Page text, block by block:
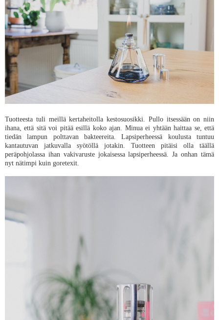
Tuotteesta tuli meillä kertaheitolla kestosuosikki. Pullo itsessään on niin
ihana, että sitä voi pitää esillä koko ajan. Minua ei yhtään haittaa se, että
tiedän lampun polttavan bakteereita. Lapsiperheessä koulusta tuntuu
kantautuvan jatkuvalla syötöllä jotakin. Tuotteen pitäisi olla täällä
peräpohjolassa ihan vakivaruste jokaisessa lapsiperheessä. Ja onhan tämä
nyt nätimpi kuin goretexit.